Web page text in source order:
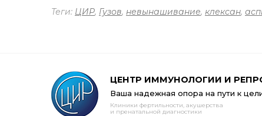
Теги: ЦИР, Гузов, невынашивание, клексан,
ЦЕНТР ИММУНОЛОГИИ И
Ваша надежная опора на пути к
Клиники фертильности, акушерства
и пренатальной диагностики